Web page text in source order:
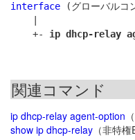
interface (グローバルコ
    +-
ip dhcp-relay
関連コマンド
ip dhcp-relay agent-option
show ip dhcp-relay （非特